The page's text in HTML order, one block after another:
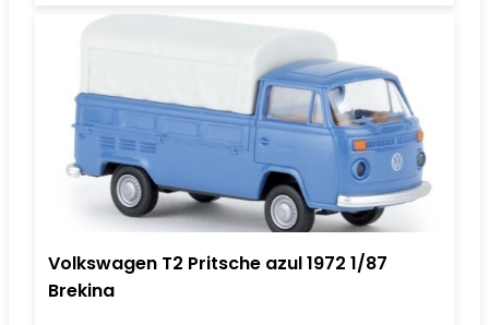
Volkswagen T2 Pritsche azul 1972 1/87
Brekina